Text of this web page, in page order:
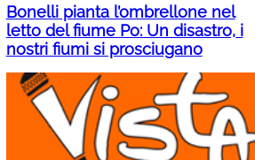
Bonelli pianta l’ombrellone nel
letto del fiume Po: Un disastro, i
nostri fiumi si prosciugano